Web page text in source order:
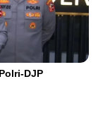
DJP